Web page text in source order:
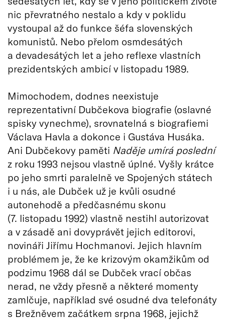
nic převratného nestalo a kdy v poklidu
vystoupal až do funkce šéfa slovenských
komunistů. Nebo přelom osmdesátých
a devadesátých let a jeho reflexe vlastních
prezidentských ambicí v listopadu 1989.
Mimochodem, dodnes neexistuje
reprezentativní Dubčekova biografie (oslavné
spisky vynechme), srovnatelná s biografiemi
Václava Havla a dokonce i Gustáva Husáka.
Ani Dubčekovy paměti Naděje umírá poslední
z roku 1993 nejsou vlastně úplné. Vyšly krátce
po jeho smrti paralelně ve Spojených státech
i u nás, ale Dubček už je kvůli osudné
autonehodě a předčasnému skonu
(7. listopadu 1992) vlastně nestihl autorizovat
a v zásadě ani dovyprávět jejich editorovi,
novináři Jiřímu Hochmanovi. Jejich hlavním
problémem je, že ke krizovým okamžikům od
podzimu 1968 dál se Dubček vrací občas
nerad, ne vždy přesně a některé momenty
zamlčuje, například své osudné dva telefonáty
s Brežněvem začátkem srpna 1968, jejichž